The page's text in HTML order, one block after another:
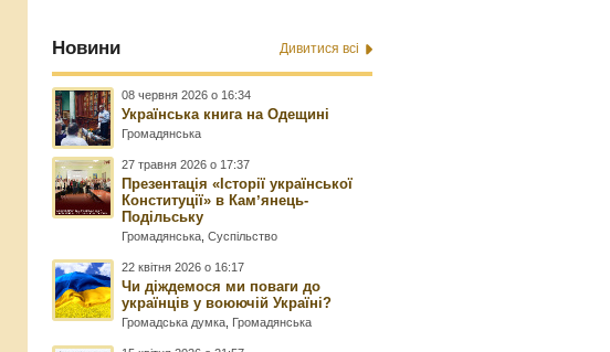
Новини Дивитися всі
08 червня 2026 о 16:34
Українська книга на Одещині
Громадянська
27 травня 2026 о 17:37
Презентація «Історії української
Конституції» в Камʼянець-
Подільську
Громадянська ,Суспільство
22 квітня 2026 о 16:17
Чи діждемося ми поваги до
українців у воюючій Україні?
Громадська думка Громадянська